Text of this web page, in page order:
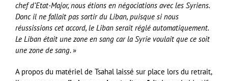
chef d’Etat-Major, nous étions en négociations avec les Syriens.
Donc il ne fallait pas sortir du Liban, puisque si nous
réussissions cet accord, le Liban serait réglé automatiquement.
Le Liban était une zone en sang car la Syrie voulait que ce soit
une zone de sang. »
A propos du matériel de Tsahal laissé sur place lors du retrait,